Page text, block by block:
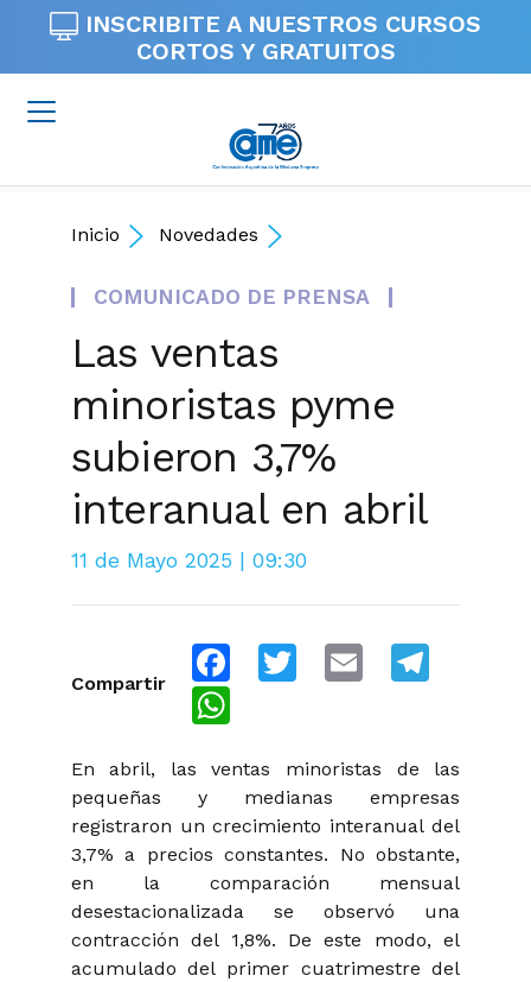
INSCRIBITE A NUESTROS CURSOS
CORTOS Y GRATUITOS
Inicio Novedades
COMUNICADO DE PRENSA
Las ventas
minoristas pyme
subieron 3,7%
interanual en abril
11 de Mayo 2025 | 09:30
Compartir
FacebookTwitter Email
En abril, las ventas minoristas de las
pequeñas y medianas empresas
registraron un crecimiento interanual del
3,7% a precios constantes. No obstante,
en la comparación mensual
desestacionalizada se observó una
contracción del 1,8%. De este modo, el
acumulado del primer cuatrimestre del